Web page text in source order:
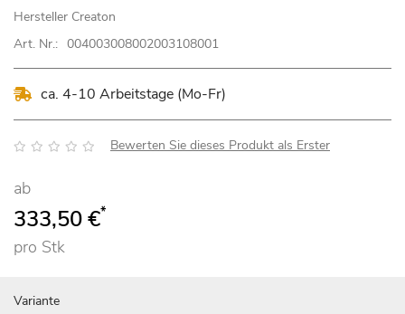
Hersteller Creaton
Art. Nr.: 004003008002003108001
ca. 4-10 Arbeitstage (Mo-Fr)
Bewertung: Bewerten Sie dieses Produkt als Erster
ab
333,50 €*
pro Stk
Variante